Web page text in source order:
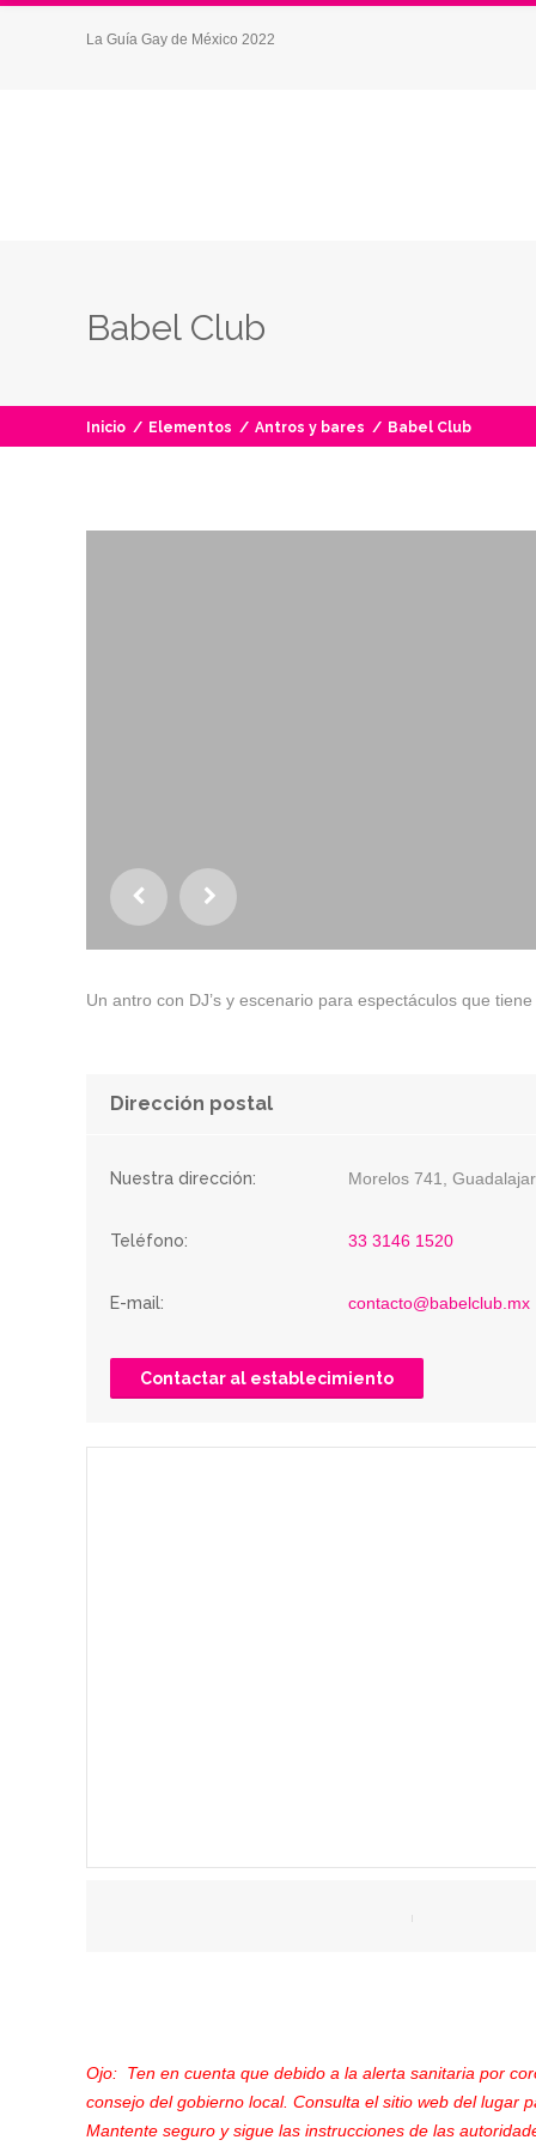
La Guía Gay de México 2022
Babel Club
Inicio / Elementos / Antros y bares / Babel Club
Un antro con DJ’s y escenario para espectáculos que
Dirección postal
Nuestra dirección: Morelos 741,
Teléfono: 33 3146 1520
E-mail: contacto@babelclub.mx
Contactar al establecimiento
Ojo: Ten en cuenta que debido a la alerta sanitaria por
consejo del gobierno local. Consulta el sitio web del lugar
Mantente seguro y sigue las instrucciones de las